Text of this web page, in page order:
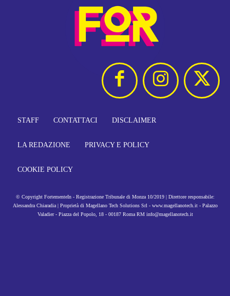
STAFF CONTATTACI DISCLAIMER
LA REDAZIONE PRIVACY E POLICY
COOKIE POLICY
© Copyright FortementeIn - Registrazione Tribunale di Monza 10/2019 | Direttore responsabile:
Alessandra Chiaradia | Proprietà di Magellano Tech Solutions Srl - www.magellanotech.it - Palazzo
Valadier - Piazza del Popolo, 18 - 00187 Roma RM info@magellanotech.it